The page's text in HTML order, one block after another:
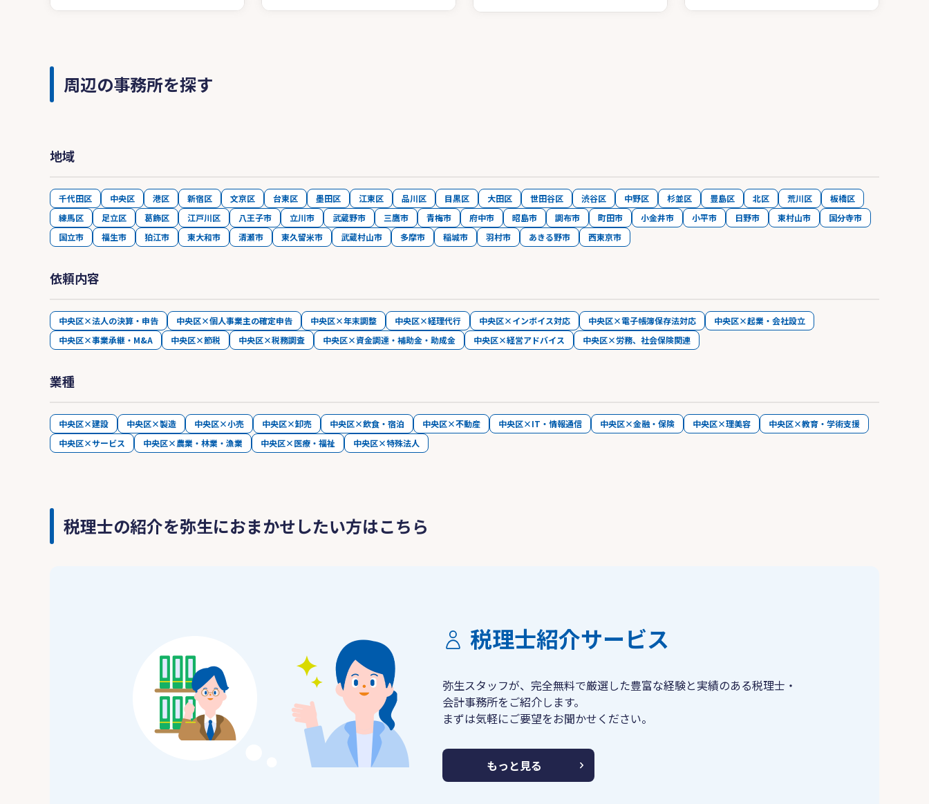
周辺の事務所を探す
地域
千代田区 中央区 港区 新宿区 文京区 台東区 墨田区 江東区 品川区 目黒区 大田区 世田谷区 渋谷区 中野区 杉並区 豊島区 北区 荒川区
板橋区
練馬区
足立区 葛飾区 江戸川区 八王子市 立川市 武蔵野市 三鷹市 青梅市 府中市 昭島市 調布市 町田市 小金井市 小平市 日野市 東村山市
国分寺市
国立市
福生市 狛江市 東大和市 清瀬市 東久留米市 武蔵村山市 多摩市 稲城市 羽村市 あきる野市 西東京市
依頼内容
中央区×法人の決算・申告 中央区×個人事業主の確定申告 中央区×年末調整 中央区×経理代行 中央区×インボイス対応 中央区×電子帳簿保存法対応
中央区×起業・会社設立
中央区×事業承継・M&A
中央区×節税 中央区×税務調査 中央区×資金調達・補助金・助成金 中央区×経営アドバイス 中央区×労務、社会保険関連
業種
中央区×建設 中央区×製造 中央区×小売 中央区×卸売 中央区×飲食・宿泊 中央区×不動産 中央区×IT・情報通信 中央区×金融・保険 中央区×理美容
中央区×教育・学術支援
中央区×サービス
中央区×農業・林業・漁業 中央区×医療・福祉 中央区×特殊法人
税理士の紹介を弥生におまかせしたい方はこちら
税理士紹介サービス
弥生スタッフが、完全無料で厳選した豊富な経験と実績のある税理士・
会計事務所をご紹介します。
まずは気軽にご要望をお聞かせください。
もっと見る